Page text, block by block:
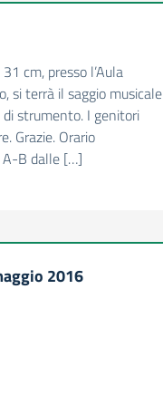
cm, presso l’Aula
si terrà il saggio musicale
strumento. I genitori
Grazie. Orario
A-B dalle […]
2016